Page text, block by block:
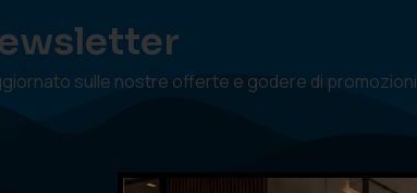
sulle nostre offerte e godere di promozioni